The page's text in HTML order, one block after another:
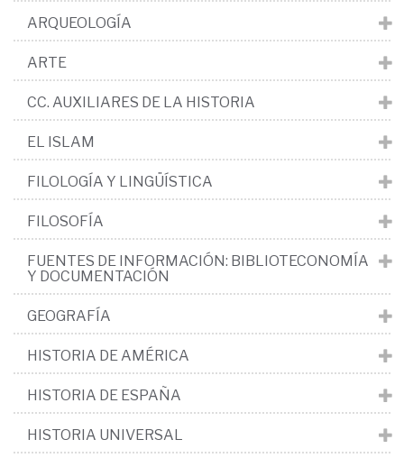
ARQUEOLOGÍA
ARTE
CC. AUXILIARES DE LA HISTORIA
EL ISLAM
FILOLOGÍA Y LINGÜÍSTICA
FILOSOFÍA
FUENTES DE INFORMACIÓN: BIBLIOTECONOMÍA
Y DOCUMENTACIÓN
GEOGRAFÍA
HISTORIA DE AMÉRICA
HISTORIA DE ESPAÑA
HISTORIA UNIVERSAL